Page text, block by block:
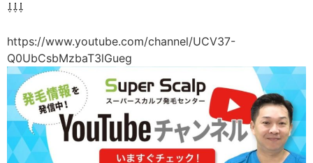
⇩⇩⇩
https://www.youtube.com/channel/UCV37-
Q0UbCsbMzbaT3lGueg